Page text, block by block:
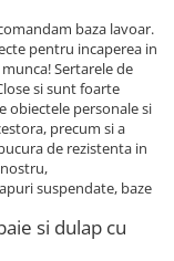
baza lavoar.
pentru incaperea in
Sertarele de
si sunt foarte
obiectele personale si
precum si a
de rezistenta in
suspendate, baze
si dulap cu